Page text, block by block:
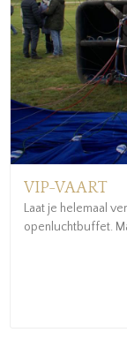
VIP-VAART
Laat je helemaal
openluchtbuffet.